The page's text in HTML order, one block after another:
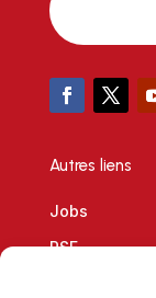
Autres liens
Jobs
RSE
Demande